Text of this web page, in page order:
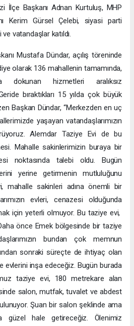
İlçe Başkanı Adnan Kurtuluş, MHP
Kerim Gürsel Çelebi, siyasi parti
vatandaşlar katıldı.
Mustafa Dündar, açılış töreninde
olarak 136 mahallenin tamamında,
dokunan hizmetleri aralıksız
bıraktıkları 15 yılda çok büyük
Başkan Dündar, “Merkezden en uç
yaşayan vatandaşlarımızın
Alemdar Taziye Evi de bu
Mahalle sakinlerimizin buraya bir
noktasında talebi oldu. Bugün
yerine getirmenin mutluluğunu
mahalle sakinleri adına önemli bir
evleri, cenazesi olduğunda
için yeterli olmuyor. Bu taziye evi,
önce Emek bölgesinde bir taziye
bundan çok memnun
sonraki süreçte de ihtiyaç olan
evlerini inşa edeceğiz. Bugün burada
taziye evi, 180 metrekare alan
salon, mutfak, tuvalet ve abdest
Şuan bir salon şeklinde ama
güzel hale getireceğiz. Ölenimiz